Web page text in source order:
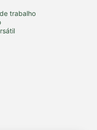
trabalho